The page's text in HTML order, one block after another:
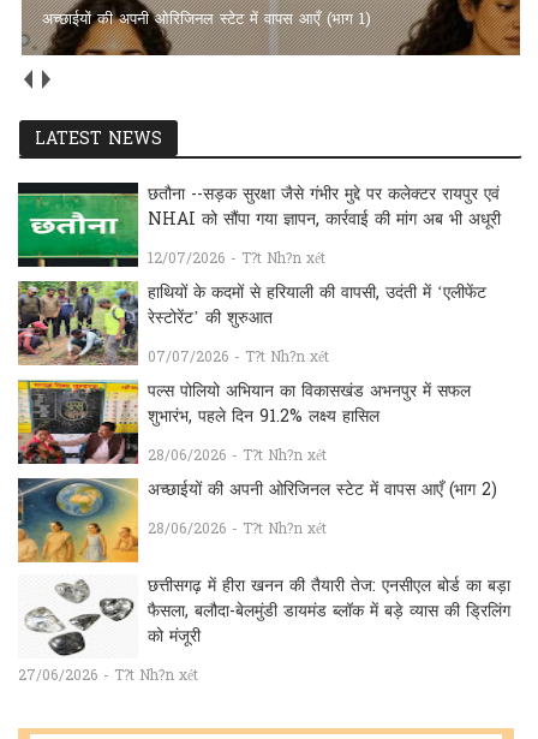
सुबह के समय की क्वॉलिटी को चेक करें
LATEST NEWS
छतौना --सड़क सुरक्षा जैसे गंभीर मुद्दे पर कलेक्टर रायपुर एवं
NHAI को सौंपा गया ज्ञापन, कार्रवाई की मांग अब भी अधूरी
12/07/2026 - T?t Nh?n xét
हाथियों के कदमों से हरियाली की वापसी, उदंती में ‘एलीफेंट
रेस्टोरेंट’ की शुरुआत
07/07/2026 - T?t Nh?n xét
पल्स पोलियो अभियान का विकासखंड अभनपुर में सफल
शुभारंभ, पहले दिन 91.2% लक्ष्य हासिल
28/06/2026 - T?t Nh?n xét
अच्छाईयों की अपनी ओरिजिनल स्टेट में वापस आएँ (भाग 2)
28/06/2026 - T?t Nh?n xét
छत्तीसगढ़ में हीरा खनन की तैयारी तेज: एनसीएल बोर्ड का बड़ा
फैसला, बलौदा-बेलमुंडी डायमंड ब्लॉक में बड़े व्यास की ड्रिलिंग
को मंजूरी
27/06/2026 - T?t Nh?n xét